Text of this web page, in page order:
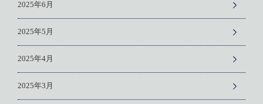
2025年6月
2025年5月
2025年4月
2025年3月